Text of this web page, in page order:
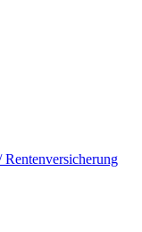
Rentenversicherung